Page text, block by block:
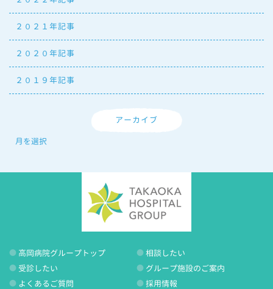
２０２１年記事
２０２０年記事
２０１９年記事
アーカイブ
高岡病院グループトップ
相談したい
受診したい
グループ施設のご案内
よくあるご質問
採用情報